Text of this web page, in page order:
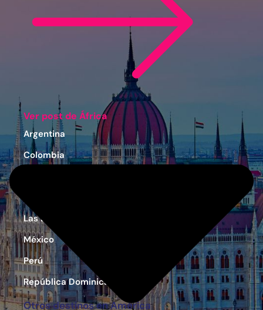
Ver post de África
Argentina
Colombia
Las Bahamas
México
Perú
República Dominicana
Otros destinos en América